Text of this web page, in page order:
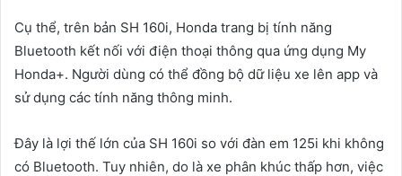
Cụ thể, trên bản SH 160i, Honda trang bị tính năng
Bluetooth kết nối với điện thoại thông qua ứng dụng My
Honda+. Người dùng có thể đồng bộ dữ liệu xe lên app và
sử dụng các tính năng thông minh.
Đây là lợi thế lớn của SH 160i so với đàn em 125i khi không
có Bluetooth. Tuy nhiên, do là xe phân khúc thấp hơn, việc